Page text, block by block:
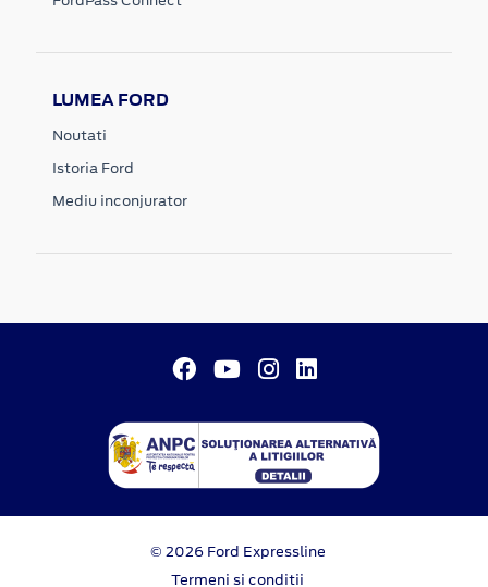
LUMEA FORD
Noutati
Istoria Ford
Mediu inconjurator
© 2026 Ford Expressline
Termeni si conditii